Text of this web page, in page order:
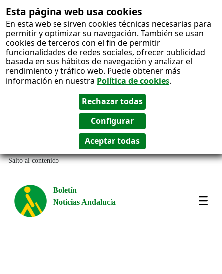
Esta página web usa cookies
En esta web se sirven cookies técnicas necesarias para
permitir y optimizar su navegación. También se usan
cookies de terceros con el fin de permitir
funcionalidades de redes sociales, ofrecer publicidad
basada en sus hábitos de navegación y analizar el
rendimiento y tráfico web. Puede obtener más
información en nuestra Política de cookies.
Salto al contenido
Boletín
Noticias Andalucía